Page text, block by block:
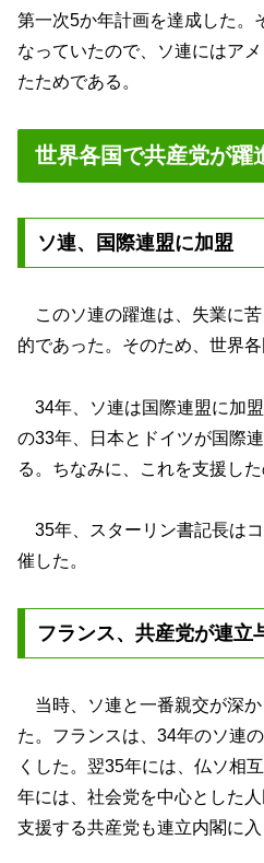
第一次5か年計画を達成した。
なっていたので、ソ連にはア
たためである。
世界各国で共産党が躍
ソ連、国際連盟に加盟
このソ連の躍進は、失業に
的であった。そのため、世界
34年、ソ連は国際連盟に加
の33年、日本とドイツが国際
る。ちなみに、これを支援し
35年、スターリン書記長は
催した。
フランス、共産党が連立
当時、ソ連と一番親交が深
た。フランスは、34年のソ連
くした。翌35年には、仏ソ相
年には、社会党を中心とした
支援する共産党も連立内閣に入